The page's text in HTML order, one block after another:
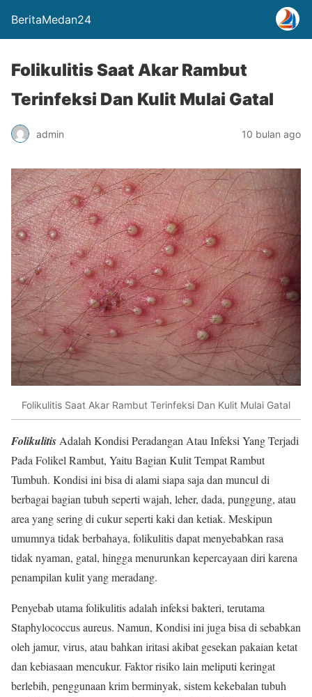
BeritaMedan24
Folikulitis Saat Akar Rambut
Terinfeksi Dan Kulit Mulai Gatal
admin 10 bulan ago
Folikulitis Saat Akar Rambut Terinfeksi Dan Kulit Mulai Gatal
FolikulitisAdalah Kondisi Peradangan Atau Infeksi Yang Terjadi
Pada Folikel Rambut, Yaitu Bagian Kulit Tempat Rambut
Tumbuh. Kondisi ini bisa di alami siapa saja dan muncul di
berbagai bagian tubuh seperti wajah, leher, dada, punggung, atau
area yang sering di cukur seperti kaki dan ketiak. Meskipun
umumnya tidak berbahaya, folikulitis dapat menyebabkan rasa
tidak nyaman, gatal, hingga menurunkan kepercayaan diri karena
penampilan kulit yang meradang.
Penyebab utama folikulitis adalah infeksi bakteri, terutama
Staphylococcus aureus. Namun, Kondisi ini juga bisa di sebabkan
oleh jamur, virus, atau bahkan iritasi akibat gesekan pakaian ketat
dan kebiasaan mencukur. Faktor risiko lain meliputi keringat
berlebih, penggunaan krim berminyak, sistem kekebalan tubuh